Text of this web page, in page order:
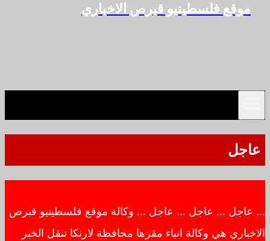
موقع فلسطينيو قبرص الاخباري
عاجل
… عاجل … عاجل … عاجل … وكالة موقع فلسطينيو قبرص
الاخباري هي وكالة انباء مقرها محافظة لارنكا تنقل الخبر